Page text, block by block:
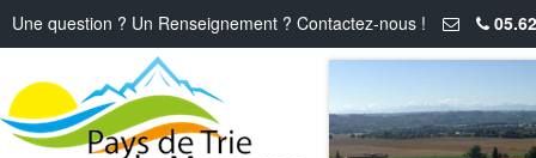
Une question ? Un Renseignement ? Contactez-nous !